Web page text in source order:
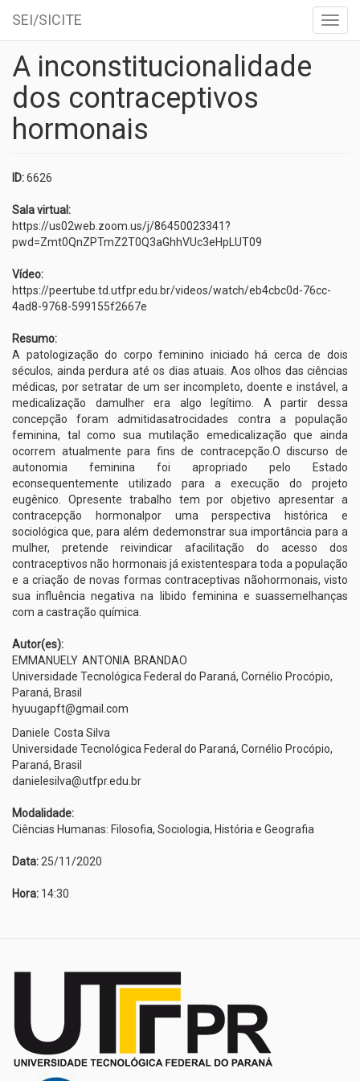
Skip
main
content
SEI/SICITE
A inconstitucionalidade
dos contraceptivos
hormonais
ID:6626
Sala virtual:
https://us02web.zoom.us/j/86450023341?
pwd=Zmt0QnZPTmZ2T0Q3aGhhVUc3eHpLUT09
Vídeo:
https://peertube.td.utfpr.edu.br/videos/watch/eb4cbc0d-76cc-
4ad8-9768-599155f2667e
Resumo:
A patologização do corpo feminino iniciado há cerca de dois
séculos, ainda perdura até os dias atuais. Aos olhos das ciências
médicas, por setratar de um ser incompleto, doente e instável, a
medicalização damulher era algo legítimo. A partir dessa
concepção foram admitidasatrocidades contra a população
feminina, tal como sua mutilação emedicalização que ainda
ocorrem atualmente para fins de contracepção.O discurso de
autonomia feminina foi apropriado pelo Estado
econsequentemente utilizado para a execução do projeto
eugênico. Opresente trabalho tem por objetivo apresentar a
contracepção hormonalpor uma perspectiva histórica e
sociológica que, para além dedemonstrar sua importância para a
mulher, pretende reivindicar afacilitação do acesso dos
contraceptivos não hormonais já existentespara toda a população
e a criação de novas formas contraceptivas nãohormonais, visto
sua influência negativa na libido feminina e suassemelhanças
com a castração química.
Autor(es):
EMMANUELY ANTONIA BRANDAO
Universidade Tecnológica Federal do Paraná, Cornélio Procópio,
Paraná, Brasil
hyuugapft@gmail.com
Daniele Costa Silva
Universidade Tecnológica Federal do Paraná, Cornélio Procópio,
Paraná, Brasil
danielesilva@utfpr.edu.br
Modalidade:
Ciências Humanas: Filosofia, Sociologia, História e Geografia
Data: 25/11/2020
Hora: 14:30